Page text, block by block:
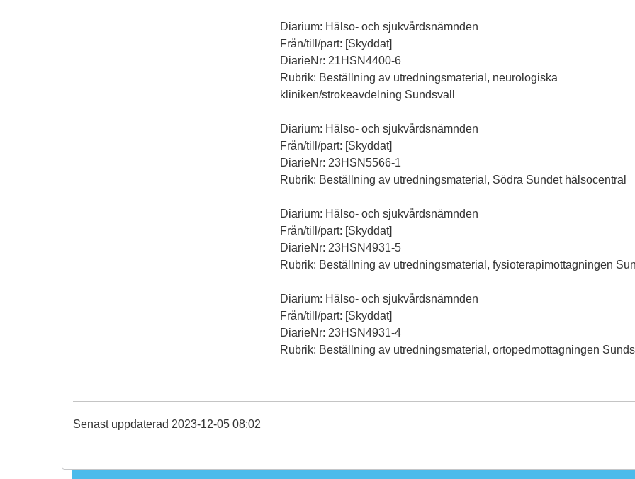
Diarium: Hälso- och sjukvårdsnämnden
Från/till/part: [Skyddat]
DiarieNr: 21HSN4400-6
Rubrik: Beställning av utredningsmaterial, neurologiska
kliniken/strokeavdelning Sundsvall
Diarium: Hälso- och sjukvårdsnämnden
Från/till/part: [Skyddat]
DiarieNr: 23HSN5566-1
Rubrik: Beställning av utredningsmaterial, Södra Sundet hälsocentral
Diarium: Hälso- och sjukvårdsnämnden
Från/till/part: [Skyddat]
DiarieNr: 23HSN4931-5
Rubrik: Beställning av utredningsmaterial, fysioterapimottagningen
Diarium: Hälso- och sjukvårdsnämnden
Från/till/part: [Skyddat]
DiarieNr: 23HSN4931-4
Rubrik: Beställning av utredningsmaterial, ortopedmottagningen
Senast uppdaterad 2023-12-05 08:02